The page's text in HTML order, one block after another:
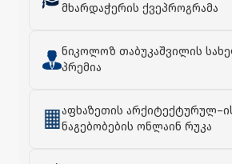
მხარდაჭერის ქვეპროგრამა
ნიკოლოზ თაბუკაშვილის
პრემია
აფხაზეთის
ნაგებობების ონლაინ რუკა